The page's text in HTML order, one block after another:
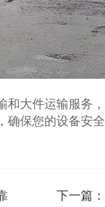
大件运输服务
保您的设备安
下一篇：